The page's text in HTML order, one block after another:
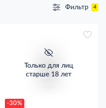
Фильтр 4
-30%
Только для лиц
старше 18 лет